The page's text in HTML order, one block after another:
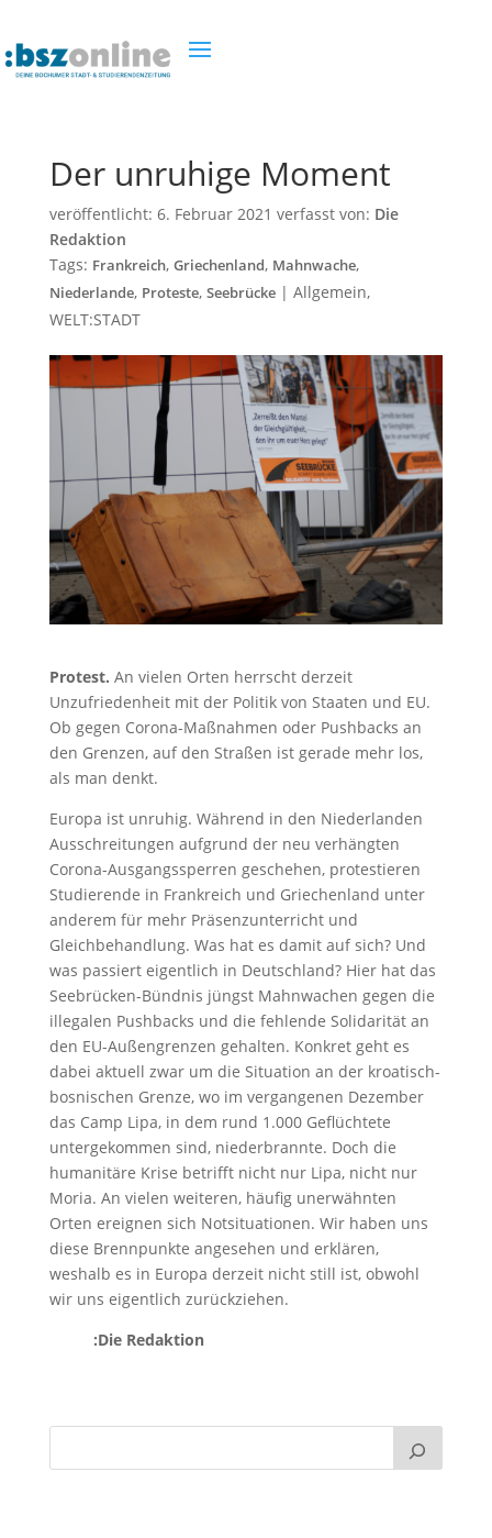
Der unruhige Moment
veröffentlicht: 6. Februar 2021 verfasst von: Die
Redaktion
Tags: Frankreich, Griechenland, Mahnwache,
Niederlande, Proteste, Seebrücke| Allgemein,
WELT:STADT
Protest. An vielen Orten herrscht derzeit
Unzufriedenheit mit der Politik von Staaten und EU.
Ob gegen Corona-Maßnahmen oder Pushbacks an
den Grenzen, auf den Straßen ist gerade mehr los,
als man denkt.
Europa ist unruhig. Während in den Niederlanden
Ausschreitungen aufgrund der neu verhängten
Corona-Ausgangssperren geschehen, protestieren
Studierende in Frankreich und Griechenland unter
anderem für mehr Präsenzunterricht und
Gleichbehandlung. Was hat es damit auf sich? Und
was passiert eigentlich in Deutschland? Hier hat das
Seebrücken-Bündnis jüngst Mahnwachen gegen die
illegalen Pushbacks und die fehlende Solidarität an
den EU-Außengrenzen gehalten. Konkret geht es
dabei aktuell zwar um die Situation an der kroatisch-
bosnischen Grenze, wo im vergangenen Dezember
das Camp Lipa, in dem rund 1.000 Geflüchtete
untergekommen sind, niederbrannte. Doch die
humanitäre Krise betrifft nicht nur Lipa, nicht nur
Moria. An vielen weiteren, häufig unerwähnten
Orten ereignen sich Notsituationen. Wir haben uns
diese Brennpunkte angesehen und erklären,
weshalb es in Europa derzeit nicht still ist, obwohl
wir uns eigentlich zurückziehen.
:Die Redaktion